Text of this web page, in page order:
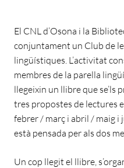
El CNL d’Osona i la
conjuntament un Club de
lingüístiques. L’activitat
membres de la parella
llegeixin un llibre que se’ls
tres propostes de lectures
febrer / març i abril / maig i
està pensada per als dos
Un cop llegit el llibre,